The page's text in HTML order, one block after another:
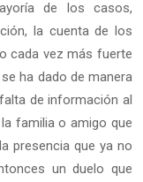
de los casos,
la cuenta de los
cada vez más fuerte
ha dado de manera
de información al
familia o amigo que
presencia que ya no
un duelo que